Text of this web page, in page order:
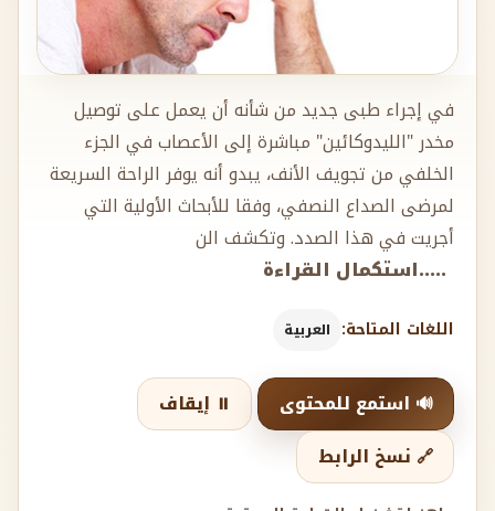
في إجراء طبى جديد من شأنه أن يعمل على توصيل
مخدر "الليدوكائين" مباشرة إلى الأعصاب في الجزء
الخلفي من تجويف الأنف، يبدو أنه يوفر الراحة السريعة
لمرضى الصداع النصفي، وفقا للأبحاث الأولية التي
أجريت في هذا الصدد. وتكشف الن
.....استكمال القراءة
اللغات المتاحة: العربية
🔊 استمع للمحتوى
⏸️ إيقاف
🔗 نسخ الرابط